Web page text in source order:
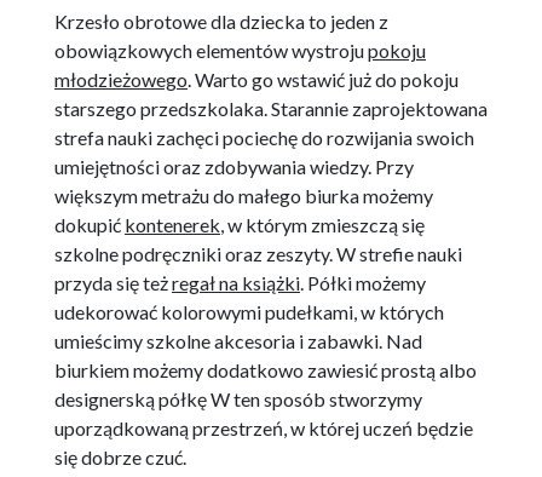
Krzesło obrotowe dla dziecka to jeden z
obowiązkowych elementów wystrojupokoju
młodzieżowego. Warto go wstawić już do pokoju
starszego przedszkolaka. Starannie zaprojektowana
strefa nauki zachęci pociechę do rozwijania swoich
umiejętności oraz zdobywania wiedzy. Przy
większym metrażu do małego biurka możemy
dokupić kontenerek, w którym zmieszczą się
szkolne podręczniki oraz zeszyty. W strefie nauki
przyda się teżregał na książki. Półki możemy
udekorować kolorowymi pudełkami, w których
umieścimy szkolne akcesoria i zabawki. Nad
biurkiem możemy dodatkowo zawiesić prostą albo
designerską półkę W ten sposób stworzymy
uporządkowaną przestrzeń, w której uczeń będzie
się dobrze czuć.